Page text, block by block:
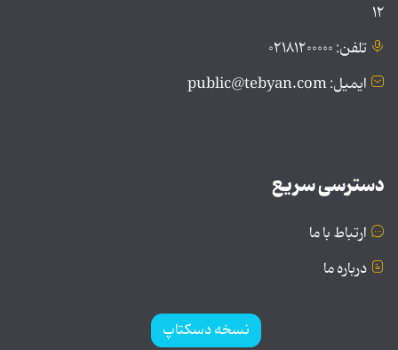
۱۲
تلفن: ۰۲۱۸۱۲۰۰۰۰۰
ایمیل: public@tebyan.com
دسترسی سریع
ارتباط با ما
درباره ما
نسخه دسکتاپ